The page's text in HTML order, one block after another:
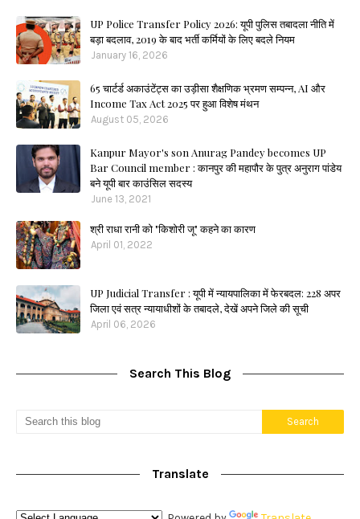
UP Police Transfer Policy 2026: यूपी पुलिस तबादला नीति में
बड़ा बदलाव, 2019 के बाद भर्ती कर्मियों के लिए बदले नियम
January 16, 2026
65 चार्टर्ड अकाउंटेंट्स का उड़ीसा शैक्षणिक भ्रमण सम्पन्न, AI और
Income Tax Act 2025 पर हुआ विशेष मंथन
August 05, 2026
Kanpur Mayor's son Anurag Pandey becomes UP
Bar Council member : कानपुर की महापौर के पुत्र अनुराग पांडेय
बने यूपी बार काउंसिल सदस्य
June 13, 2021
श्री राधा रानी को "किशोरी जू" कहने का कारण
April 01, 2022
UP Judicial Transfer : यूपी में न्यायपालिका में फेरबदल: 228 अपर
जिला एवं सत्र न्यायाधीशों के तबादले, देखें अपने जिले की सूची
April 06, 2026
Search This Blog
Translate